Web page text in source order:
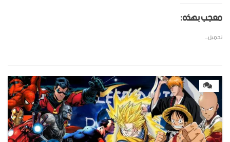
معجب بهذه:
تحميل...
0